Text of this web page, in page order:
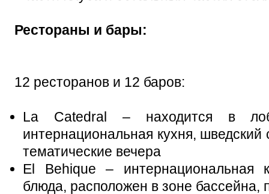
Рестораны и бары:
12 ресторанов и 12 баров:
La Catedral – находится в
интернациональная кухня,
тематические вечера
El Behique – интернациональная
блюда, расположен в зоне бассейна,